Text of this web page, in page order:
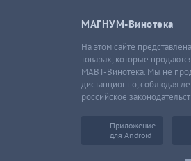
МАГНУМ-Винотека
На этом сайте
товарах, которые
МАВТ-Винотека. Мы не
дистанционно, соблюдая
российское
Приложение
для Android